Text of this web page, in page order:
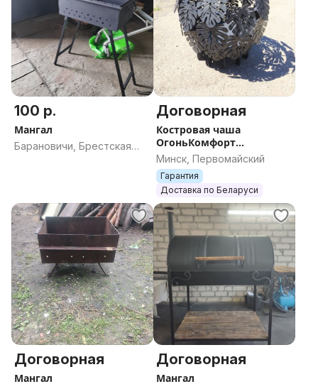
100 р.
Мангал
Барановичи, Брестская
Договорная
Костровая чаша
ОгоньКомфорт
Тропикана
Минск, Первомайский
Гарантия
Доставка по Беларуси
Договорная
Мангал
Договорная
Мангал